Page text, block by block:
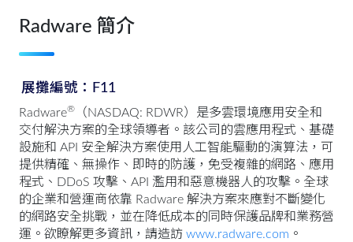
Radware 簡介
展攤編號：F11
Radware®（NASDAQ: RDWR）是多雲環境應用安全和
交付解決方案的全球領導者。該公司的雲應用程式、基礎
設施和 API 安全解決方案使用人工智能驅動的演算法，可
提供精確、無操作、即時的防護，免受複雜的網路、應用
程式、DDoS 攻擊、API 濫用和惡意機器人的攻擊。全球
的企業和營運商依靠 Radware 解決方案來應對不斷變化
的網路安全挑戰，並在降低成本的同時保護品牌和業務營
運。欲瞭解更多資訊，請造訪 www.radware.com 。